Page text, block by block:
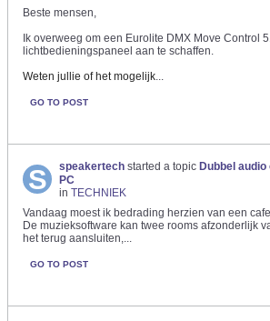
Beste mensen,
Ik overweeg om een Eurolite DMX Move Control
lichtbedieningspaneel aan te schaffen.
Weten jullie of het mogelijk...
GO TO POST
speakertechstarted a topic Dubbel audio
PC
in TECHNIEK
Vandaag moest ik bedrading herzien van een
De muzieksoftware kan twee rooms afzonderlijk
het terug aansluiten,...
GO TO POST